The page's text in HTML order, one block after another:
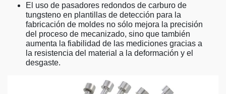
El uso de pasadores redondos de carburo de
tungsteno en plantillas de detección para la
fabricación de moldes no sólo mejora la precisión
del proceso de mecanizado, sino que también
aumenta la fiabilidad de las mediciones gracias a
la resistencia del material a la deformación y el
desgaste.